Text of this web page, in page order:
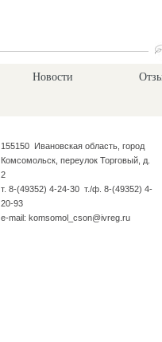
Новости
155150 Ивановская область, город
Комсомольск, переулок Торговый, д.
2
т. 8-(49352) 4-24-30 т./ф. 8-(49352) 4-
20-93
e-mail: komsomol_cson@ivreg.ru